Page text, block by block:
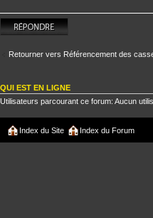
Répondre
Retourner vers Référencement des
QUI EST EN LIGNE
Utilisateurs parcourant ce forum: Aucun
Index du Site Index du Forum